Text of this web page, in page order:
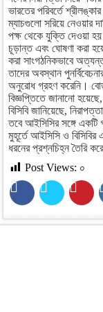
ভারতের পরিবর্তে
ম্যাচগুলো সরিয়ে নেওয়ার
পক্ষ থেকে যুক্তি দেওয়া হয়
চূড়ান্ত এবং ঘোষণা করা
করা সাংগঠনিকভাবে
তাদের অবস্থান
অনুরোধ গ্রহণ করেনি।
বিজ্ঞপ্তিতে জানানো
বিসিবি জানিয়েছে,
তবে আইসিসির সঙ্গে
মুহূর্তে আইসিসি ও বিসিবির
ধরনের প্রশ্নচিহ্ন তৈরি
Post Views: ০